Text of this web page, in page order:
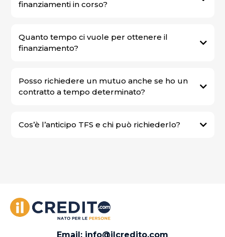
finanziamenti in corso?
Quanto tempo ci vuole per ottenere il
finanziamento?
Posso richiedere un mutuo anche se ho un
contratto a tempo determinato?
Cos’è l’anticipo TFS e chi può richiederlo?
Email: info@ilcredito.com